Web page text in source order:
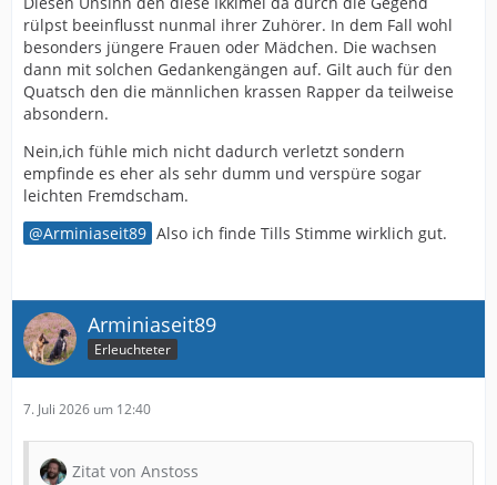
rülpst beeinflusst nunmal ihrer Zuhörer. In dem Fall wohl
besonders jüngere Frauen oder Mädchen. Die wachsen
dann mit solchen Gedankengängen auf. Gilt auch für den
Quatsch den die männlichen krassen Rapper da teilweise
absondern.
Nein,ich fühle mich nicht dadurch verletzt sondern
empfinde es eher als sehr dumm und verspüre sogar
leichten Fremdscham.
Arminiaseit89 Also ich finde Tills Stimme wirklich gut.
Arminiaseit89
Erleuchteter
7. Juli 2026 um 12:40
Zitat von Anstoss